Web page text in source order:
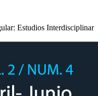
Estudios Interdisciplinar